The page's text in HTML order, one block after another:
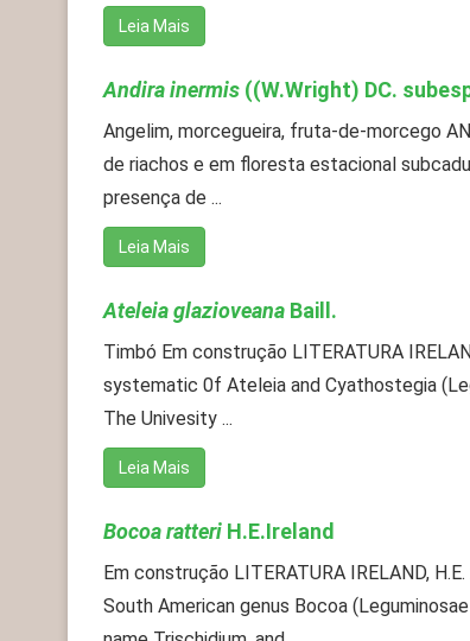
Leia Mais
Andira inermis ((W.Wright) DC.
Angelim, morcegueira, fruta-de-morcego
de riachos e em floresta estacional
presença de ...
Leia Mais
Ateleia glazioveana Baill.
Timbó Em construção LITERATURA
systematic 0f Ateleia and Cyathostegia
The Univesity ...
Leia Mais
Bocoa ratteri H.E.Ireland
Em construção LITERATURA IRELAND,
South American genus Bocoa